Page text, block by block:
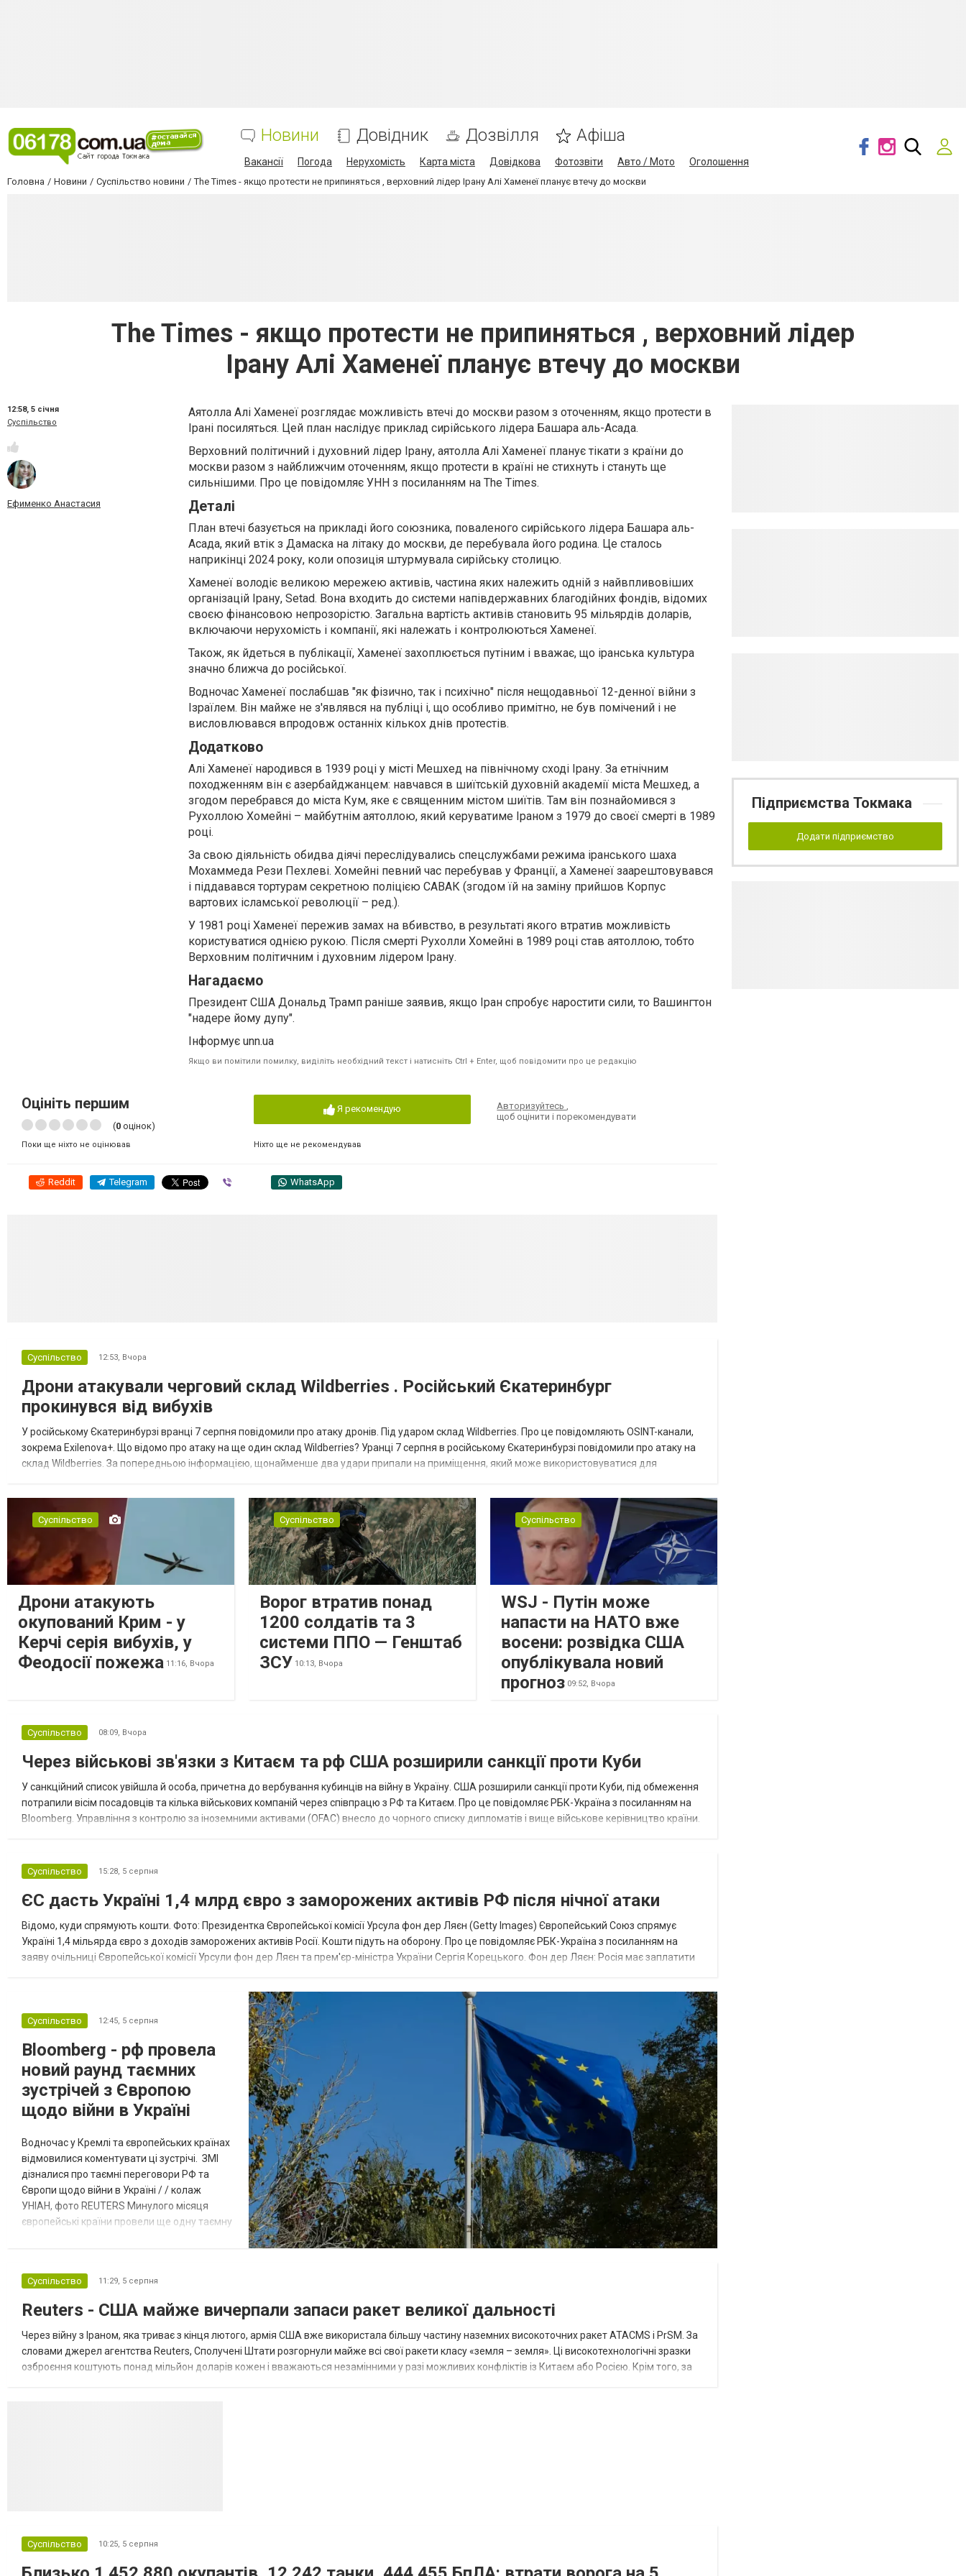
Новини Довідник Дозвілля Афіша
Вакансії Погода Нерухомість Карта міста Довідкова Фотозвіти Авто / Мото Оголошення
Головна Новини Суспільство новини The Times - якщо протести не припиняться , верховний лідер Ірану Алі Хаменеї планує втечу до москви
The Times - якщо протести не припиняться , верховний лідер
Ірану Алі Хаменеї планує втечу до москви
12:58, 5 січня
Суспільство
Ефименко Анастасия
Аятолла Алі Хаменеї розглядає можливість втечі до москви разом з оточенням, якщо протести в
Ірані посиляться. Цей план наслідує приклад сирійського лідера Башара аль-Асада.
Верховний політичний і духовний лідер Ірану, аятолла Алі Хаменеї планує тікати з країни до
москви разом з найближчим оточенням, якщо протести в країні не стихнуть і стануть ще
сильнішими. Про це повідомляє УНН з посиланням на The Times.
Деталі
План втечі базується на прикладі його союзника, поваленого сирійського лідера Башара аль-
Асада, який втік з Дамаска на літаку до москви, де перебувала його родина. Це сталось
наприкінці 2024 року, коли опозиція штурмувала сирійську столицю.
Хаменеї володіє великою мережею активів, частина яких належить одній з найвпливовіших
організацій Ірану, Setad. Вона входить до системи напівдержавних благодійних фондів, відомих
своєю фінансовою непрозорістю. Загальна вартість активів становить 95 мільярдів доларів,
включаючи нерухомість і компанії, які належать і контролюються Хаменеї.
Також, як йдеться в публікації, Хаменеї захоплюється путіним і вважає, що іранська культура
значно ближча до російської.
Водночас Хаменеї послабшав "як фізично, так і психічно" після нещодавньої 12-денної війни з
Ізраїлем. Він майже не з'являвся на публіці і, що особливо примітно, не був помічений і не
висловлювався впродовж останніх кількох днів протестів.
Додатково
Алі Хаменеї народився в 1939 році у місті Мешхед на північному сході Ірану. За етнічним
походженням він є азербайджанцем: навчався в шиїтській духовній академії міста Мешхед, а
згодом перебрався до міста Кум, яке є священним містом шиїтів. Там він познайомився з
Рухоллою Хомейні – майбутнім аятоллою, який керуватиме Іраном з 1979 до своєї смерті в 1989
році.
За свою діяльність обидва діячі переслідувались спецслужбами режима іранського шаха
Мохаммеда Рези Пехлеві. Хомейні певний час перебував у Франції, а Хаменеї заарештовувався
і піддавався тортурам секретною поліцією САВАК (згодом їй на заміну прийшов Корпус
вартових ісламської революції – ред.).
У 1981 році Хаменеї пережив замах на вбивство, в результаті якого втратив можливість
користуватися однією рукою. Після смерті Рухолли Хомейні в 1989 році став аятоллою, тобто
Верховним політичним і духовним лідером Ірану.
Нагадаємо
Президент США Дональд Трамп раніше заявив, якщо Іран спробує наростити сили, то Вашингтон
"надере йому дупу".
Інформує unn.ua
Якщо ви помітили помилку, виділіть необхідний текст і натисніть Ctrl + Enter, щоб повідомити про це редакцію
Оцініть першим
(0 оцінок)
Поки ще ніхто не оцінював
Я рекомендую
Ніхто ще не рекомендував
Авторизуйтесь,
щоб оцінити і порекомендувати
Reddit Telegram WhatsApp
Суспільство 12:53, Вчора
Дрони атакували черговий склад Wildberries . Російський Єкатеринбург
прокинувся від вибухів
У російському Єкатеринбурзі вранці 7 серпня повідомили про атаку дронів. Під ударом склад Wildberries. Про це повідомляють OSINT-канали,
зокрема Exilenova+. Що відомо про атаку на ще один склад Wildberries? Уранці 7 серпня в російському Єкатеринбурзі повідомили про атаку на
склад Wildberries. За попередньою інформацією, щонайменше два удари припали на приміщення, який може використовуватися для
Суспільство
Дрони атакують
окупований Крим - у
Керчі серія вибухів, у
Феодосії пожежа 11:16, Вчора
Суспільство
Ворог втратив понад
1200 солдатів та 3
системи ППО — Генштаб
ЗСУ 10:13, Вчора
Суспільство
WSJ - Путін може
напасти на НАТО вже
восени: розвідка США
опублікувала новий
прогноз 09:52, Вчора
Суспільство 08:09, Вчора
Через військові зв'язки з Китаєм та рф США розширили санкції проти Куби
У санкційний список увійшла й особа, причетна до вербування кубинців на війну в Україну. США розширили санкції проти Куби, під обмеження
потрапили вісім посадовців та кілька військових компаній через співпрацю з РФ та Китаєм. Про це повідомляє РБК-Україна з посиланням на
Bloomberg. Управління з контролю за іноземними активами (OFAC) внесло до чорного списку дипломатів і вище військове керівництво країни.
Суспільство 15:28, 5 серпня
ЄС дасть Україні 1,4 млрд євро з заморожених активів РФ після нічної атаки
Відомо, куди спрямують кошти. Фото: Президентка Європейської комісії Урсула фон дер Ляєн (Getty Images) Європейський Союз спрямує
Україні 1,4 мільярда євро з доходів заморожених активів Росії. Кошти підуть на оборону. Про це повідомляє РБК-Україна з посиланням на
заяву очільниці Європейської комісії Урсули фон дер Ляєн та прем'єр-міністра України Сергія Корецького. Фон дер Ляєн: Росія має заплатити
Суспільство 12:45, 5 серпня
Bloomberg - рф провела
новий раунд таємних
зустрічей з Європою
щодо війни в Україні
Водночас у Кремлі та європейських країнах
відмовилися коментувати ці зустрічі. ЗМІ
дізналися про таємні переговори РФ та
Європи щодо війни в Україні / / колаж
УНІАН, фото REUTERS Минулого місяця
європейські країни провели ще одну таємну
зі сторони Європи до цих переговорів
долучилися колишні високопосадовці
Великої Британії, Франції, Німеччини та Р...
Суспільство 11:29, 5 серпня
Reuters - США майже вичерпали запаси ракет великої дальності
Через війну з Іраном, яка триває з кінця лютого, армія США вже використала більшу частину наземних високоточних ракет ATACMS і PrSM. За
словами джерел агентства Reuters, Сполучені Штати розгорнули майже всі свої ракети класу «земля – земля». Ці високотехнологічні зразки
озброєння коштують понад мільйон доларів кожен і вважаються незамінними у разі можливих конфліктів із Китаєм або Росією. Крім того, за
Суспільство 10:25, 5 серпня
Підприємства Токмака
Додати підприємство